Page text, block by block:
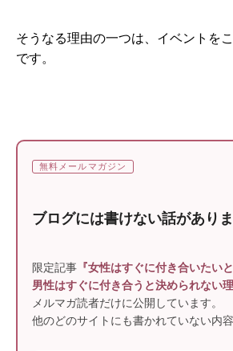
そうなる理由の一つは、イベントを
です。
無料メールマガジン
ブログには書けない話がありま
限定記事 『女性はすぐに付き合いたいと
男性はすぐに付き合うと決められない理
メルマガ読者だけに公開しています。
他のどのサイトにも書かれていない内容